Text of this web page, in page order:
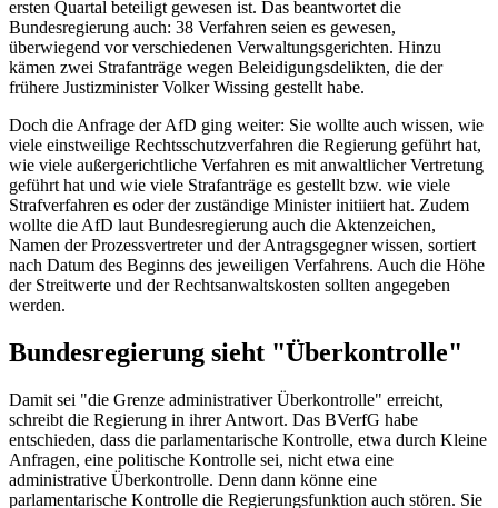
ersten Quartal beteiligt gewesen ist. Das beantwortet die
Bundesregierung auch: 38 Verfahren seien es gewesen,
überwiegend vor verschiedenen Verwaltungsgerichten. Hinzu
kämen zwei Strafanträge wegen Beleidigungsdelikten, die der
frühere Justizminister Volker Wissing gestellt habe.
Doch die Anfrage der AfD ging weiter: Sie wollte auch wissen, wie
viele einstweilige Rechtsschutzverfahren die Regierung geführt hat,
wie viele außergerichtliche Verfahren es mit anwaltlicher Vertretung
geführt hat und wie viele Strafanträge es gestellt bzw. wie viele
Strafverfahren es oder der zuständige Minister initiiert hat. Zudem
wollte die AfD laut Bundesregierung auch die Aktenzeichen,
Namen der Prozessvertreter und der Antragsgegner wissen, sortiert
nach Datum des Beginns des jeweiligen Verfahrens. Auch die Höhe
der Streitwerte und der Rechtsanwaltskosten sollten angegeben
werden.
Bundesregierung sieht "Überkontrolle"
Damit sei "die Grenze administrativer Überkontrolle" erreicht,
schreibt die Regierung in ihrer Antwort. Das BVerfG habe
entschieden, dass die parlamentarische Kontrolle, etwa durch Kleine
Anfragen, eine politische Kontrolle sei, nicht etwa eine
administrative Überkontrolle. Denn dann könne eine
parlamentarische Kontrolle die Regierungsfunktion auch stören. Sie